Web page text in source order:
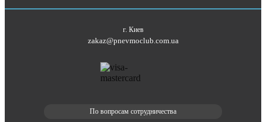
г. Киев
zakaz@pnevmoclub.com.ua
По вопросам сотрудничества